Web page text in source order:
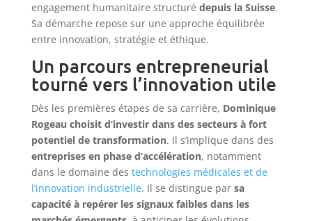
engagement humanitaire structuré depuis la Suisse.
Sa démarche repose sur une approche équilibrée
entre innovation, stratégie et éthique.
Un parcours entrepreneurial
tourné vers l’innovation utile
Dès les premières étapes de sa carrière, Dominique
Rogeau choisit d’investir dans des secteurs à fort
potentiel de transformation. Il s’implique dans des
entreprises en phase d’accélération, notamment
dans le domaine des technologies médicales et de
l’innovation industrielle. Il se distingue par sa
capacité à repérer les signaux faibles dans les